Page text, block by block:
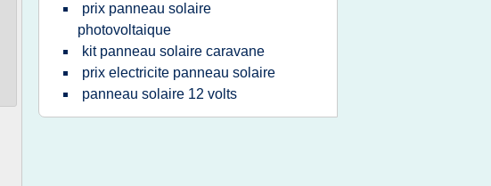
prix panneau solaire
photovoltaique
kit panneau solaire caravane
prix electricite panneau solaire
panneau solaire 12 volts